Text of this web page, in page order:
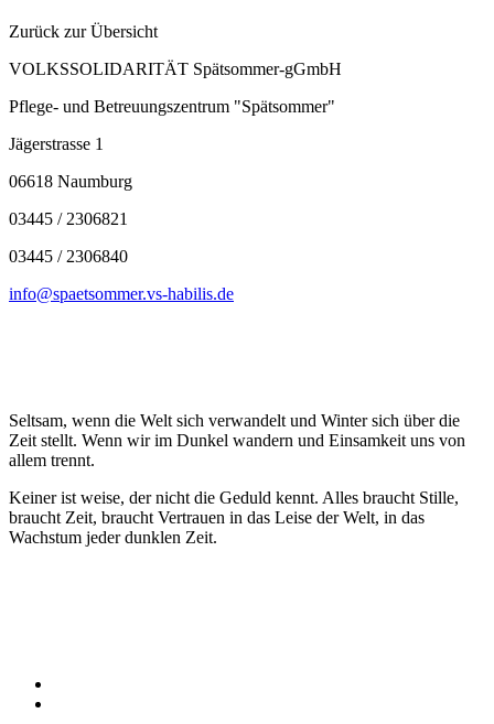
Zurück zur Übersicht
VOLKSSOLIDARITÄT Spätsommer-gGmbH
Pflege- und Betreuungszentrum "Spätsommer"
Jägerstrasse 1
06618 Naumburg
03445 / 2306821
03445 / 2306840
info@spaetsommer.vs-habilis.de
Seltsam, wenn die Welt sich verwandelt und Winter sich über die
Zeit stellt. Wenn wir im Dunkel wandern und Einsamkeit uns von
allem trennt.
Keiner ist weise, der nicht die Geduld kennt. Alles braucht Stille,
braucht Zeit, braucht Vertrauen in das Leise der Welt, in das
Wachstum jeder dunklen Zeit.